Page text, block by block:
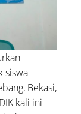
siswa
Bekasi,
kali ini